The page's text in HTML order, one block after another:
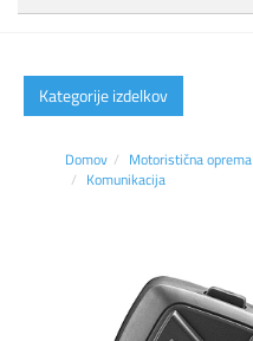
Kategorije izdelkov
Domov Motoristična oprema
Komunikacija